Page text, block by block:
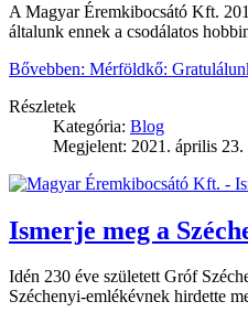
A Magyar Éremkibocsátó Kft.
általunk ennek a csodálatos
Bővebben: Mérföldkő:
Részletek
Kategória: Blog
Megjelent: 2021. április 23.
Ismerje meg a
Idén 230 éve született Gróf
Széchenyi-emlékévnek hirdette